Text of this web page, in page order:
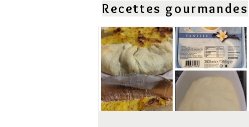
Recettes gourmandes